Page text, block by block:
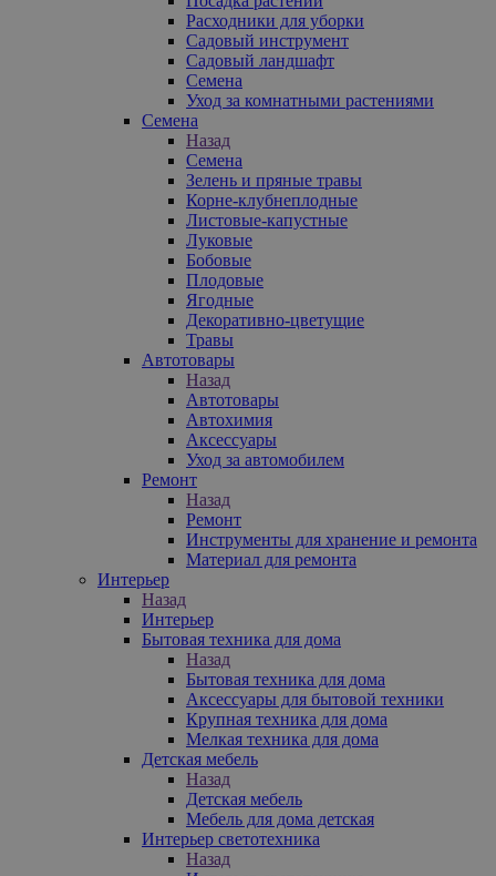
Расходники для уборки
Садовый инструмент
Садовый ландшафт
Семена
Уход за комнатными растениями
Семена
Назад
Семена
Зелень и пряные травы
Корне-клубнеплодные
Листовые-капустные
Луковые
Бобовые
Плодовые
Ягодные
Декоративно-цветущие
Травы
Автотовары
Назад
Автотовары
Автохимия
Аксессуары
Уход за автомобилем
Ремонт
Назад
Ремонт
Инструменты для хранение и ремонта
Материал для ремонта
Интерьер
Назад
Интерьер
Бытовая техника для дома
Назад
Бытовая техника для дома
Аксессуары для бытовой техники
Крупная техника для дома
Мелкая техника для дома
Детская мебель
Назад
Детская мебель
Мебель для дома детская
Интерьер светотехника
Назад